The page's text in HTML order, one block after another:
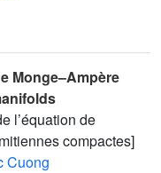
Monge–Ampère
l’équation de
compactes]
Cuong